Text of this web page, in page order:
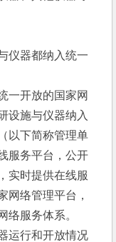
器都纳入统一
开放的国家网
设施与仪器纳入
以下简称管理单
服务平台，公开
实时提供在线服
网络管理平台，
络服务体系。
行和开放情况